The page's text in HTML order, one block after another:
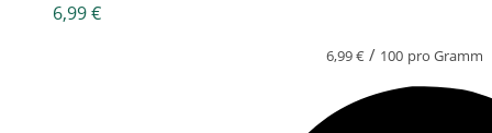
6,99€
6,99€ / 100 pro Gramm